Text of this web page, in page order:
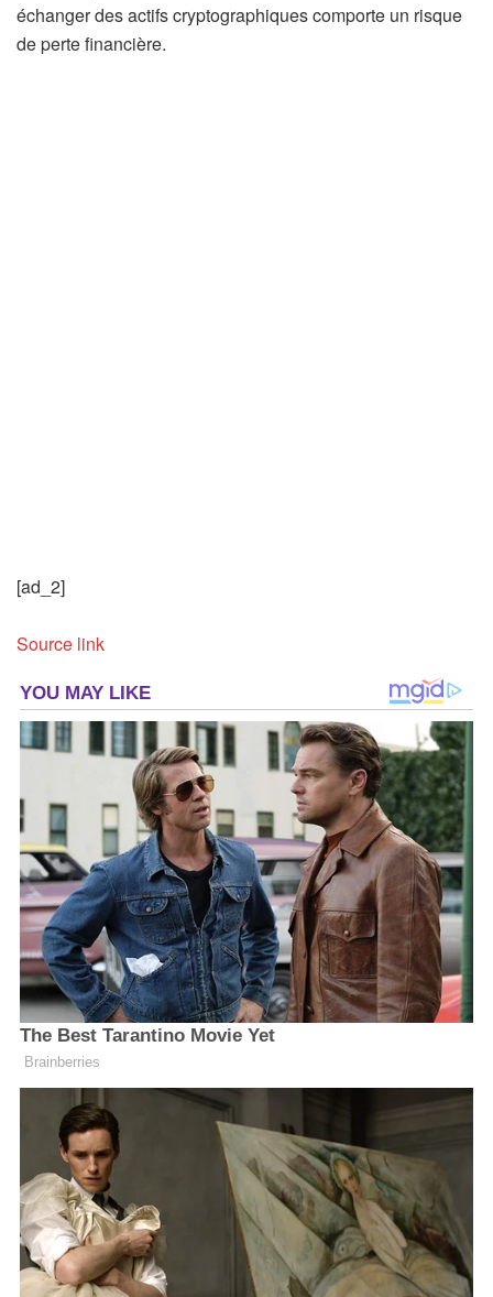
échanger des actifs cryptographiques comporte un risque
de perte financière.
[ad_2]
Source link